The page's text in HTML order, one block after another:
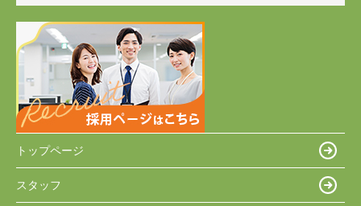
トップページ
スタッフ